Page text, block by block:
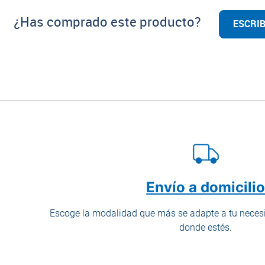
¿Has comprado este producto?
Envío a domicilio
Escoge la modalidad que más se adapte a tu
donde estés.